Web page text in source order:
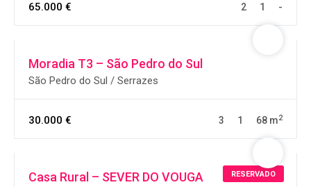
65.000 € -
1
2
Moradia T3 – São Pedro do Sul
São Pedro do Sul / Serrazes
30.000 € 68 m2
1
3
RESERVADO
Casa Rural – SEVER DO VOUGA